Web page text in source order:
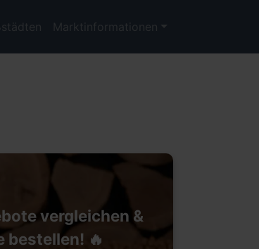
Marktinformationen
vergleichen &
bestellen! 🔥